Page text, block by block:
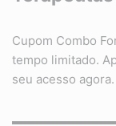
Cupom Combo
tempo limitado.
seu acesso agora.